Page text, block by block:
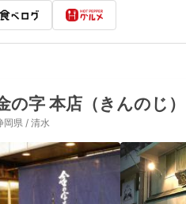
の字 本店（きんのじ）
岡県 / 清水